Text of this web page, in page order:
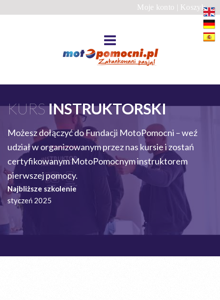
Moje konto | Koszyk
KURSINSTRUKTORSKI
Możesz dołączyć do Fundacji MotoPomocni – weź
udział w organizowanym przez nas kursie i zostań
certyfikowanym MotoPomocnym instruktorem
pierwszej pomocy.
Najbliższe szkolenie
styczeń 2025